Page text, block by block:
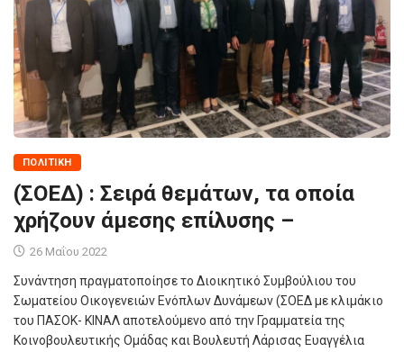
ΠΟΛΙΤΙΚΉ
(ΣΟΕΔ) : Σειρά θεμάτων, τα οποία
χρήζουν άμεσης επίλυσης –
26 Μαΐου 2022
Συνάντηση πραγματοποίησε το Διοικητικό Συμβούλιου του
Σωματείου Οικογενειών Ενόπλων Δυνάμεων (ΣΟΕΔ με κλιμάκιο
του ΠΑΣΟΚ- ΚΙΝΑΛ αποτελούμενο από την Γραμματεία της
Κοινοβουλευτικής Ομάδας και Βουλευτή Λάρισας Ευαγγέλια